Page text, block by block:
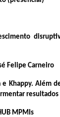
Felipe Carneiro
e Khappy. Além
resultados
MPMIs